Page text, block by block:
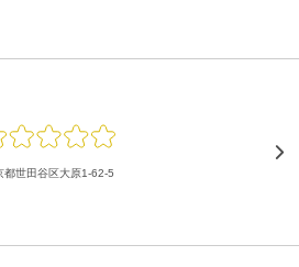
都世田谷区大原1-62-5